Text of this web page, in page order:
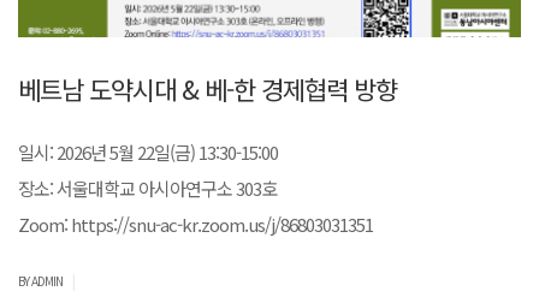
베트남 도약시대 & 베-한 경제협력 방향
일시: 2026년 5월 22일(금) 13:30-15:00
장소: 서울대학교 아시아연구소 303호
Zoom: https://snu-ac-kr.zoom.us/j/86803031351
BY ADMIN